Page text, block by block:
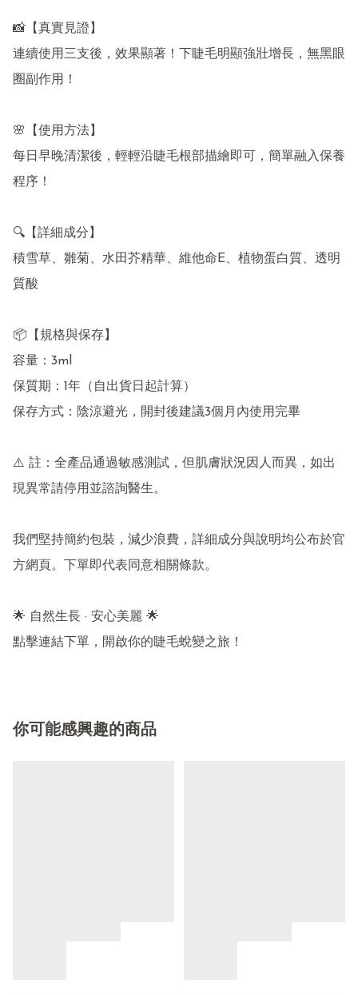
📸【真實見證】
連續使用三支後，效果顯著！下睫毛明顯強壯增長，無黑眼
圈副作用！
🌸【使用方法】
每日早晚清潔後，輕輕沿睫毛根部描繪即可，簡單融入保養
程序！
🔍【詳細成分】
積雪草、雛菊、水田芥精華、維他命E、植物蛋白質、透明
質酸
📦【規格與保存】
容量：3ml
保質期：1年（自出貨日起計算）
保存方式：陰涼避光，開封後建議3個月內使用完畢
⚠️ 註：全產品通過敏感測試，但肌膚狀況因人而異，如出
現異常請停用並諮詢醫生。
我們堅持簡約包裝，減少浪費，詳細成分與說明均公布於官
方網頁。下單即代表同意相關條款。
🌟 自然生長 · 安心美麗 🌟
點擊連結下單，開啟你的睫毛蛻變之旅！
你可能感興趣的商品